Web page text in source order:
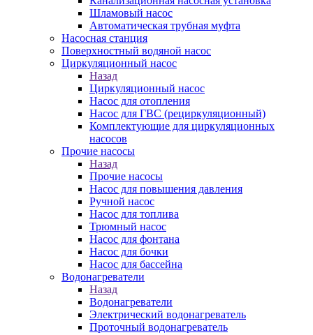
Шламовый насос
Автоматическая трубная муфта
Насосная станция
Поверхностный водяной насос
Циркуляционный насос
Назад
Циркуляционный насос
Насос для отопления
Насос для ГВС (рециркуляционный)
Комплектующие для циркуляционных
насосов
Прочие насосы
Назад
Прочие насосы
Насос для повышения давления
Ручной насос
Насос для топлива
Трюмный насос
Насос для фонтана
Насос для бочки
Насос для бассейна
Водонагреватели
Назад
Водонагреватели
Электрический водонагреватель
Проточный водонагреватель